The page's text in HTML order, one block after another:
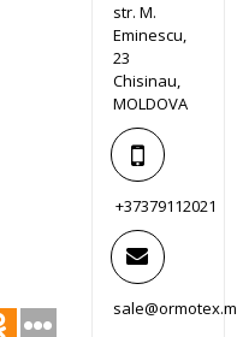
str. M.
Eminescu,
23
Chisinau,
MOLDOVA
+37379112021